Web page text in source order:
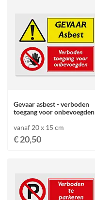
Gevaar asbest - verboden
toegang voor onbevoegden
vanaf 20 x 15 cm
€ 20,50